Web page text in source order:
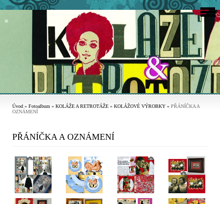
Úvod » Fotoalbum » KOLÁŽE A RETROTÁŽE » KOLÁŽOVÉ VÝROBKY » PŘÁNÍČKA A
OZNÁMENÍ
PŘÁNÍČKA A OZNÁMENÍ